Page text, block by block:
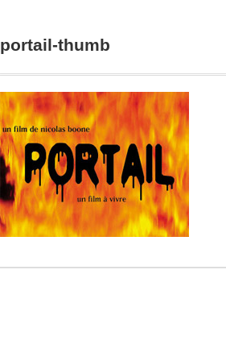
portail-thumb